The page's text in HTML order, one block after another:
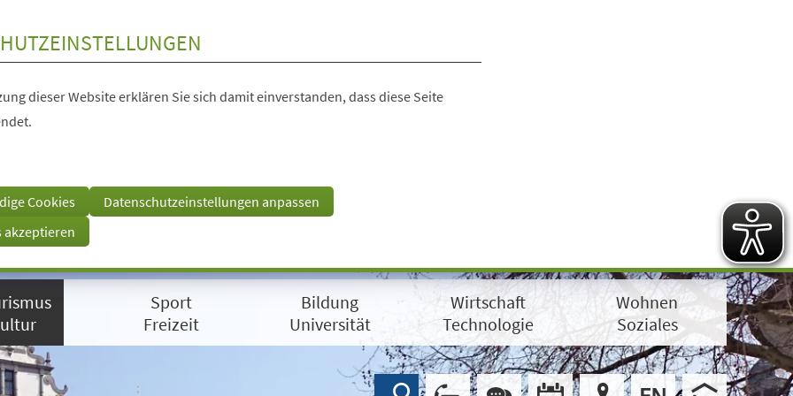
dieser Website erklären Sie sich damit einverstanden, dass diese Seite
Cookies
Datenschutzeinstellungen anpassen
akzeptieren
Sport
Freizeit
Bildung
Universität
Wirtschaft
Technologie
Wohnen
Soziales